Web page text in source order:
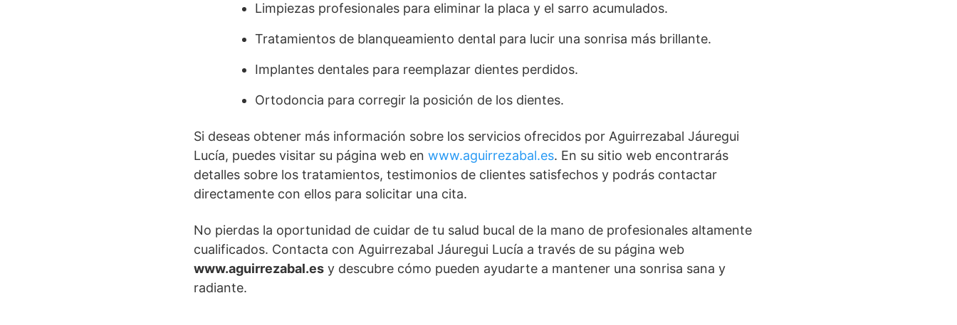
Limpiezas profesionales para eliminar la placa y el sarro acumulados.
Tratamientos de blanqueamiento dental para lucir una sonrisa más brillante.
Implantes dentales para reemplazar dientes perdidos.
Ortodoncia para corregir la posición de los dientes.
Si deseas obtener más información sobre los servicios ofrecidos por Aguirrezabal Jáuregui
Lucía, puedes visitar su página web en www.aguirrezabal.es. En su sitio web encontrarás
detalles sobre los tratamientos, testimonios de clientes satisfechos y podrás contactar
directamente con ellos para solicitar una cita.
No pierdas la oportunidad de cuidar de tu salud bucal de la mano de profesionales altamente
cualificados. Contacta con Aguirrezabal Jáuregui Lucía a través de su página web
www.aguirrezabal.es y descubre cómo pueden ayudarte a mantener una sonrisa sana y
radiante.